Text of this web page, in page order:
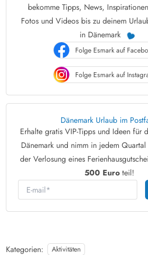
bekomme Tipps, News,
Fotos und Videos bis zu deinem
in Dänemark
Folge Esmark auf
Folge Esmark auf
Dänemark Urlaub im
Erhalte gratis VIP-Tipps und Ideen für
Dänemark und nimm in jedem
der Verlosung eines
500 Euroteil!
E-mail
Kategorien: Aktivitäten